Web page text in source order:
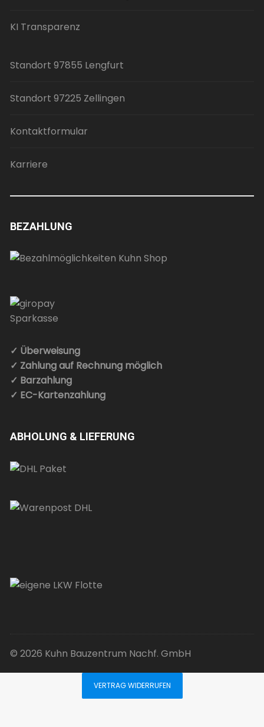
KI Transparenz
Standort 97855 Lengfurt
Standort 97225 Zellingen
Kontaktformular
Karriere
BEZAHLUNG
✓ Überweisung
✓ Zahlung auf Rechnung möglich
✓ Barzahlung
✓ EC-Kartenzahlung
ABHOLUNG & LIEFERUNG
© 2026 Kuhn Bauzentrum Nachf. GmbH
VERTRAG WIDERRUFEN